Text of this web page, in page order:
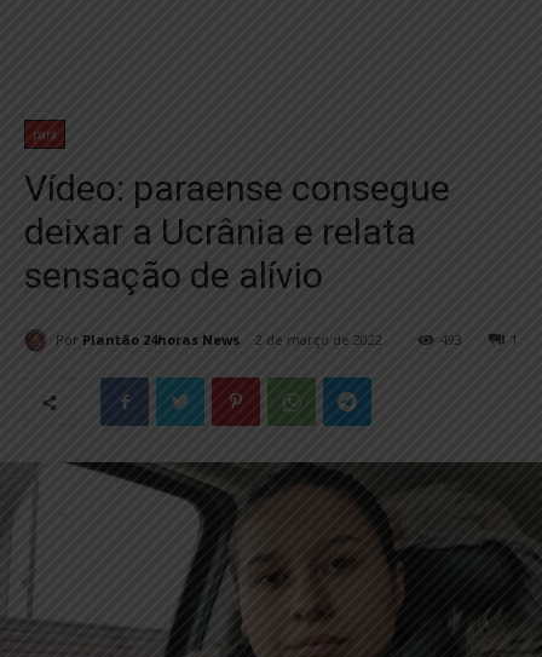
pará
Vídeo: paraense consegue
deixar a Ucrânia e relata
sensação de alívio
Por Plantão 24horas News 2 de março de 2022 1
493